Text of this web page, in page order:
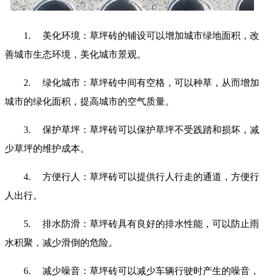
1.
美化环境：草坪砖的铺设可以增加城市绿地面积，改
善城市生态环境，美化城市景观。
2.
绿化城市：草坪砖中间有空格，可以种草，从而增加
城市的绿化面积，提高城市的空气质量。
3.
保护草坪：草坪砖可以保护草坪不受践踏和损坏，减
少草坪的维护成本。
4.
方便行人：草坪砖可以提供行人行走的通道，方便行
人出行。
5.
排水防滑：草坪砖具有良好的排水性能，可以防止雨
水积聚，减少滑倒的危险。
6.
减少噪音：草坪砖可以减少车辆行驶时产生的噪音，